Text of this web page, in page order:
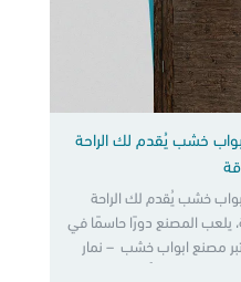
ابواب خشب يُقدم لك الراحة
خشب يُقدم لك الراحة
يلعب المصنع دورًا حاسمًا في
مصنع ابواب خشب – نمار